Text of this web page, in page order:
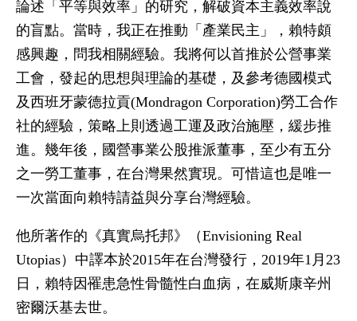
論述「平等與效率」的研究，解破資本主義效率說
的盲點。當時，我正在推動「產業民主」，賴特頗
感興趣，問我相關經驗。我將何以首推於公營事業
工會，發起的思想與理論的基礎，及參考德國模式
及西班牙蒙德拉貢(Mondragon Corporation)勞工合作
社的經驗，策略上則透過工運及政治施壓，緩步推
進。幾年後，國營事業公股推派董事，至少有五分
之一勞工董事，在台灣果然實現。可惜這也是唯一
一次當面向賴特請益與分享台灣經驗。
他所著作的《真實烏托邦》（Envisioning Real
Utopias）中譯本於2015年在台灣發行，2019年1月23
日，賴特因罹患急性骨髓性白血病，在威斯康辛州
密爾沃基去世。